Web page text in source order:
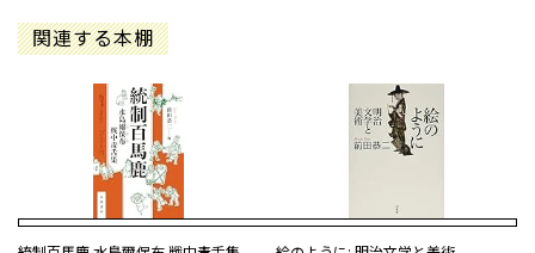
関連する本棚